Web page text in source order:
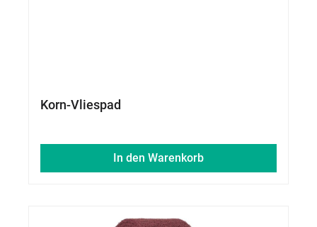
Korn-Vliespad
In den Warenkorb